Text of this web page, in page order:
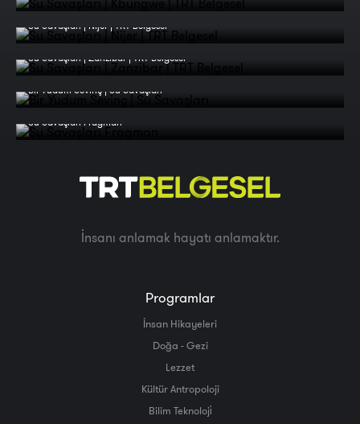
Su Savaşları | Nijer | TRT Belgesel
Su Savaşları | Zanzibar | TRT Belgesel
Bir Yudum Sevinç | Su Savaşları
Su Savaşları Fragman
İnsanı anlamak hayatı anlamaktır.
Programlar
İnsan Hikayeleri
Doğa - Gezi
Lezzet
Kültür Antropoloji
Bilim Teknoloji̇